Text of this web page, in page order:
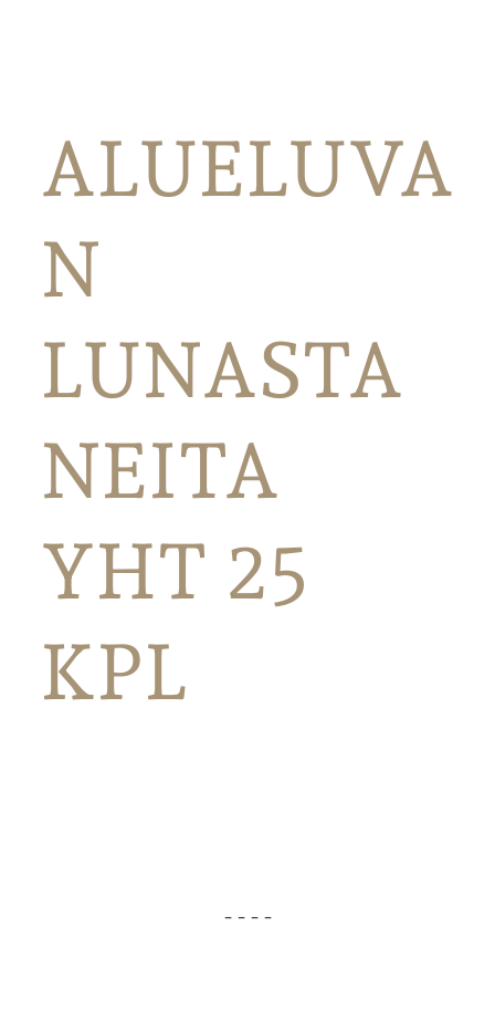
ALUELUVA
N
LUNASTA
NEITA
YHT 25
KPL
- - - -